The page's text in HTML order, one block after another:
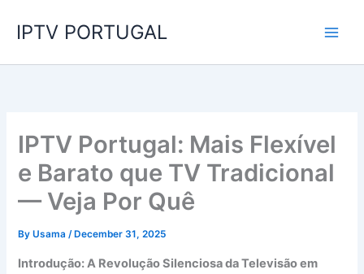
IPTV PORTUGAL
IPTV Portugal: Mais Flexível
e Barato que TV Tradicional
— Veja Por Quê
ByUsama/ December 31, 2025
Introdução: A Revolução Silenciosa da Televisão em